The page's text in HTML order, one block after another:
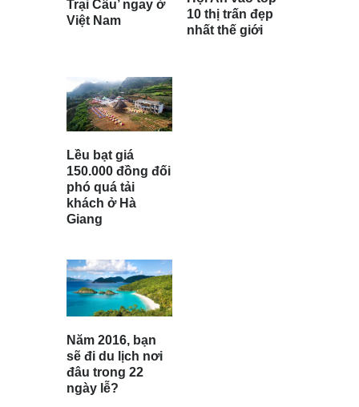
Trại Câu’ ngay ở
Việt Nam
10 thị trấn đẹp
nhất thế giới
Lều bạt giá
150.000 đồng đối
phó quá tải
khách ở Hà
Giang
Năm 2016, bạn
sẽ đi du lịch nơi
đâu trong 22
ngày lễ?